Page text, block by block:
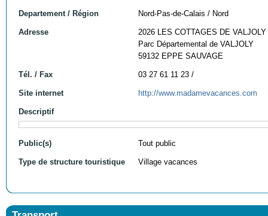
Departement / Région Nord-Pas-de-Calais / Nord
Adresse
2026 LES COTTAGES DE
Parc Départemental de VALJOLY
59132 EPPE SAUVAGE
Tél. / Fax 03 27 61 11 23 /
Site internet http://www.madamevacances.com
Descriptif
Public(s) Tout public
Type de structure touristique Village vacances